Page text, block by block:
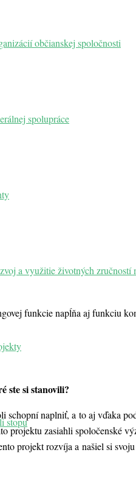
občianskej spoločnosti
spolupráce
a využitie životných zručností
stopu
Regionálne co-workingové
bol pre naše kultúrne
báze a sú plnohodnotnou
od našich nórskych
sa od svojho vzniku vyvíja
čiastočne ako priestor pre
priestory pre usporadúvanie
zohrali od vypuknutia vojny v
komunita. Osobitnou
komunity s
funkcie napĺňa aj funkciu
ste si stanovili?
schopní naplniť, a to aj vďaka
projektu zasiahli spoločenské
projekt rozvíja a našiel si